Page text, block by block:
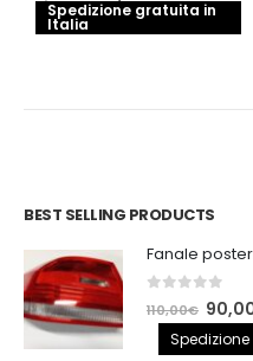
prezzo
originale
prezzo
attuale
Spedizione gratuita in
Italia
BEST SELLING PRODUCTS
Fanale
out of 5
110,00€ Il
prezzo